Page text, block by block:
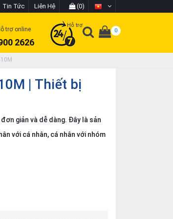
Tin Tức Liên Hệ (0)
trợ online
2626
Hỗ trợ
0
| Thiết bị
giản và dễ dàng. Đây là sản
với cá nhân, cá nhân với nhóm